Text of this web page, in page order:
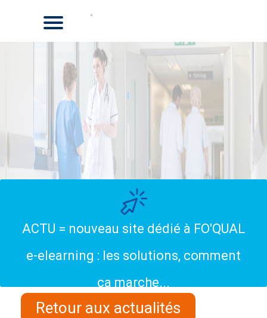
ACTU = nouveau site dédié à FO'QUAL
e-elearning : les solutions, comment
ça marche...
Retour aux actualités